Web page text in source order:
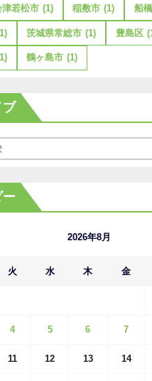
若松市 (1) 稲敷市 (1) 船
茨城県常総市 (1) 豊島区
鶴ヶ島市 (1)
ブ
ー
2026年8月
火 水 木 金
4 5 6 7
11 12 13 14